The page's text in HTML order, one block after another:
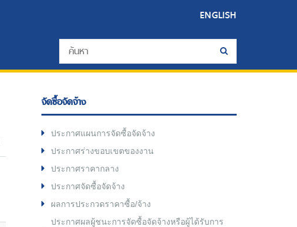
ENGLISH
จัดซื้อจัดจ้าง
ประกาศแผนการจัดซื้อจัดจ้าง
ประกาศร่างขอบเขตของงาน
ประกาศราคากลาง
ประกาศจัดซื้อจัดจ้าง
ผลการประกวดราคาซื้อ/จ้าง
ประกาศผลผู้ชนะการจัดซื้อจัดจ้างหรือผู้ได้รับการ